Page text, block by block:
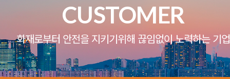
CUSTOMER
화재로부터 안전을 지키기위해 끊임없이 노력하는 기업